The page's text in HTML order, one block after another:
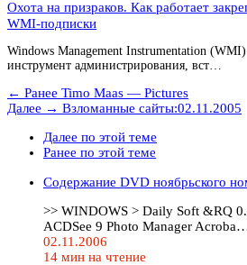
Охота на призраков. Как работает
WMI-подписки
Windows Management Instrumentation
инструмент администрирования, вст…
← Ранее Timo Maas — Pictures
Далее → Взломанные сайты:02.11.2005
Далее по этой теме
Ранее по этой теме
Содержание DVD ноябрьского
>> WINDOWS > Daily Soft &RQ
ACDSee 9 Photo Manager
02.11.2006
14 мин на чтение